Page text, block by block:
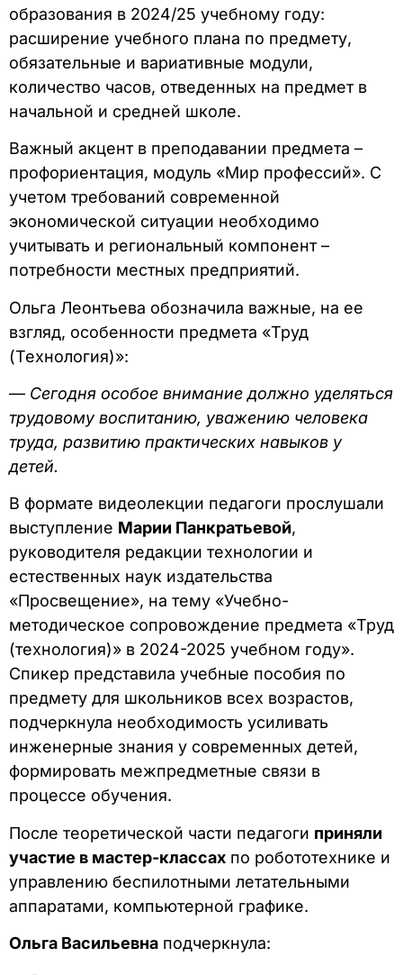
образования в 2024/25 учебному году:
расширение учебного плана по предмету,
обязательные и вариативные модули,
количество часов, отведенных на предмет в
начальной и средней школе.
Важный акцент в преподавании предмета –
профориентация, модуль «Мир профессий». С
учетом требований современной
экономической ситуации необходимо
учитывать и региональный компонент –
потребности местных предприятий.
Ольга Леонтьева обозначила важные, на ее
взгляд, особенности предмета «Труд
(Технология)»:
— Сегодня особое внимание должно уделяться
трудовому воспитанию, уважению человека
труда, развитию практических навыков у
детей.
В формате видеолекции педагоги прослушали
выступление Марии Панкратьевой,
руководителя редакции технологии и
естественных наук издательства
«Просвещение», на тему «Учебно-
методическое сопровождение предмета «Труд
(технология)» в 2024-2025 учебном году».
Спикер представила учебные пособия по
предмету для школьников всех возрастов,
подчеркнула необходимость усиливать
инженерные знания у современных детей,
формировать межпредметные связи в
процессе обучения.
После теоретической части педагоги приняли
участие в мастер-классах по робототехнике и
управлению беспилотными летательными
аппаратами, компьютерной графике.
Ольга Васильевна подчеркнула: